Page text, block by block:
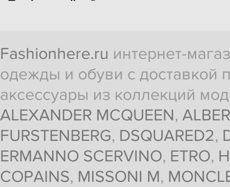
Fashionhere.ru интернет-
одежды и обуви с доставкой
аксессуары из коллекций
ALEXANDER MCQUEEN,
FURSTENBERG, DSQUARED2,
ERMANNO SCERVINO, ETRO,
COPAINS, MISSONI M,